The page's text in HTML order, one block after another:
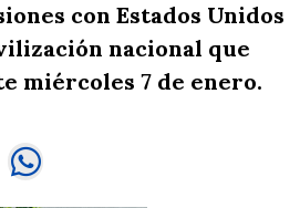
con Estados Unidos
nacional que
miércoles 7 de enero.